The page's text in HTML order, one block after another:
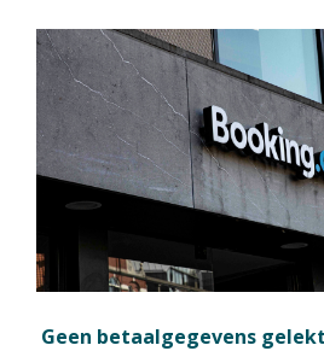
Geen betaalgegevens